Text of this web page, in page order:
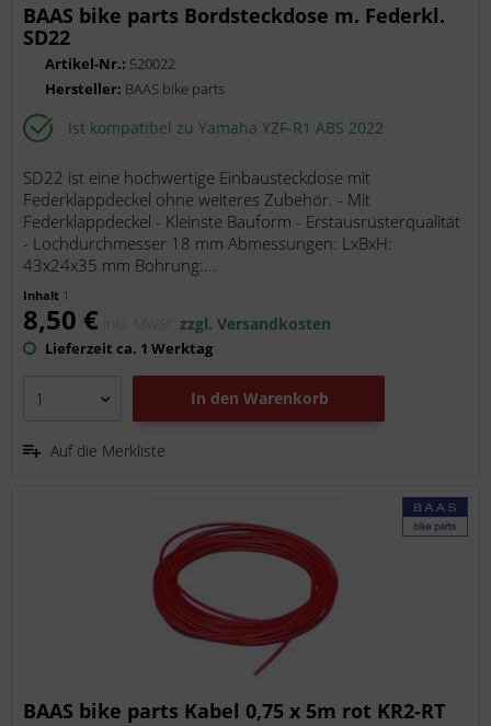
BAAS bike parts Bordsteckdose m. Federkl.
SD22
Artikel-Nr.: 520022
Hersteller: BAAS bike parts
Ist kompatibel zu Yamaha YZF-R1 ABS 2022
SD22 ist eine hochwertige Einbausteckdose mit
Federklappdeckel ohne weiteres Zubehör. - Mit
Federklappdeckel - Kleinste Bauform - Erstausrüsterqualität
- Lochdurchmesser 18 mm Abmessungen: LxBxH:
43x24x35 mm Bohrung:...
Inhalt 1
8,50 € inkl. MwSt.zzgl. Versandkosten
Lieferzeit ca. 1 Werktag
In den Warenkorb
Auf die Merkliste
BAAS bike parts Kabel 0,75 x 5m rot KR2-RT